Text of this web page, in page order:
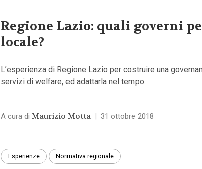
Regione Lazio: quali governi
locale?
L’esperienza di Regione Lazio per costruire una
servizi di welfare, ed adattarla nel tempo.
A cura di Maurizio Motta | 31 ottobre 2018
Esperienze Normativa regionale